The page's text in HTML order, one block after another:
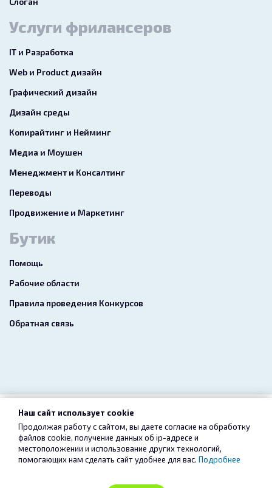
Услуги фрилансеров
IT и Разработка
Web и Product дизайн
Графический дизайн
Дизайн среды
Копирайтинг и Нейминг
Медиа и Моушен
Менеджмент и Консалтинг
Переводы
Продвижение и Маркетинг
Бутик
Помощь
Рабочие области
Правила проведения Конкурсов
Обратная связь
2026 freelance.boutique
Пользовательское соглашение Конфиденциальность
Наш сайт использует cookie
Продолжая работу с сайтом, вы даете согласие на обработку
файлов cookie, получение данных об ip-адресе и
местоположении и использование других технологий,
помогающих нам сделать сайт удобнее для вас. Подробнее